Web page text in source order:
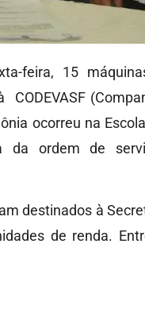
feira, 15
ocorreu na
da ordem de
destinados à
de renda.